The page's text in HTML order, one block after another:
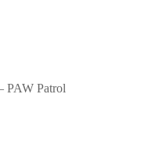
PAW Patrol